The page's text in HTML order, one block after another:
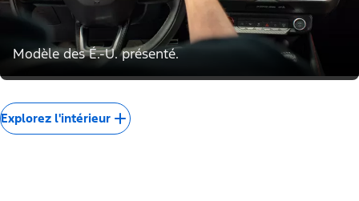
Modèle des É.-U. présenté.
Explorez l'intérieur